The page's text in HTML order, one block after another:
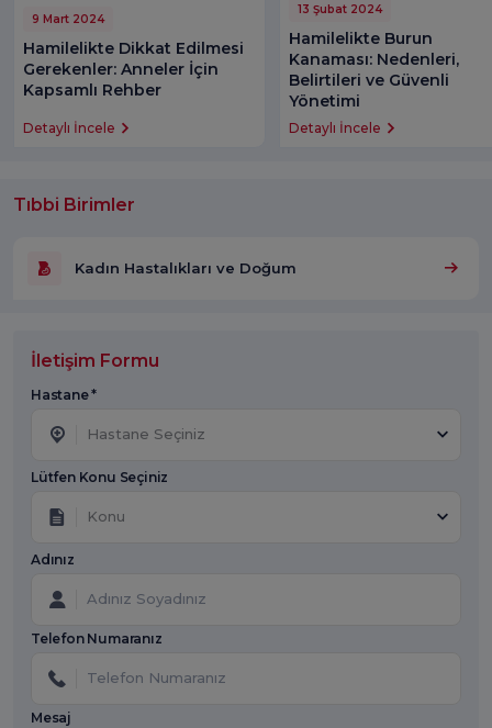
9 Mart 2024
Hamilelikte Dikkat Edilmesi
Gerekenler: Anneler İçin
Kapsamlı Rehber
Detaylı İncele
13 Şubat 2024
Hamilelikte Burun
Kanaması: Nedenleri,
Belirtileri ve Güvenli
Yönetimi
Detaylı İncele
Tıbbi Birimler
Kadın Hastalıkları ve Doğum
İletişim Formu
Hastane *
Hastane Seçiniz
Lütfen Konu Seçiniz
Konu
Adınız
Telefon Numaranız
Mesaj